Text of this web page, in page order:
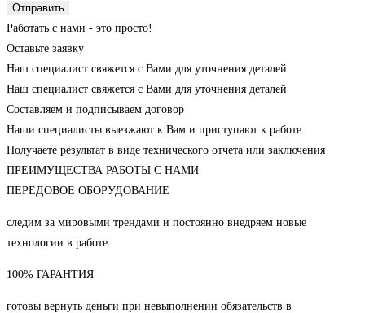
Отправить
Работать с нами - это просто!
Оставьте заявку
Наш специалист свяжется с Вами для уточнения деталей
Наш специалист свяжется с Вами для уточнения деталей
Составляем и подписываем договор
Наши специалисты выезжают к Вам и приступают к работе
Получаете результат в виде технического отчета или заключения
ПРЕИМУЩЕСТВА РАБОТЫ С НАМИ
ПЕРЕДОВОЕ ОБОРУДОВАНИЕ
следим за мировыми трендами и постоянно внедряем новые
технологии в работе
100% ГАРАНТИЯ
готовы вернуть деньги при невыполнении обязательств в